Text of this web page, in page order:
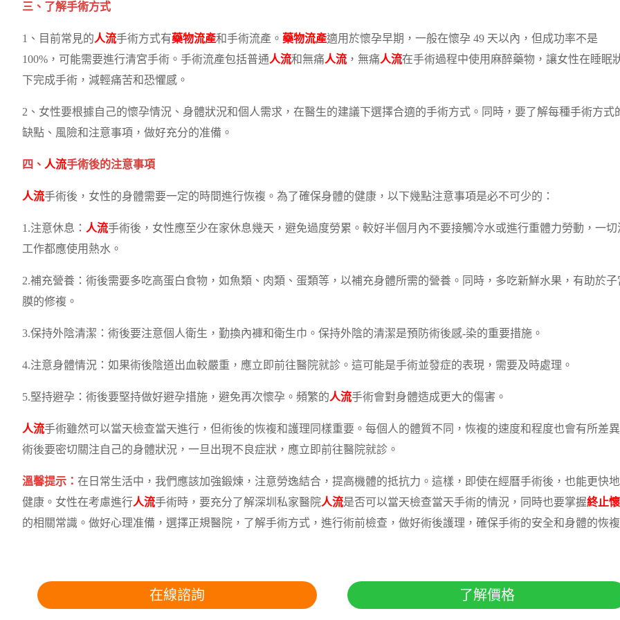
三、了解手術方式
1、目前常見的人流手術方式有藥物流產和手術流產。 藥物流產適用於懷孕早期，一般在懷孕 49 天以內，但成功率不是
100%，可能需要進行清宮手術。手術流產包括普通人流和無痛人流 ，無痛人流在手術過程中使用麻醉藥物，讓女性在睡眠
下完成手術，減輕痛苦和恐懼感。
2、女性要根據自己的懷孕情況、身體狀況和個人需求，在醫生的建議下選擇合適的手術方式。同時，要了解每種手術方式
缺點、風險和注意事項，做好充分的准備。
四、 人流手術後的注意事項
人流手術後，女性的身體需要一定的時間進行恢複。為了確保身體的健康，以下幾點注意事項是必不可少的：
1.注意休息： 人流手術後，女性應至少在家休息幾天，避免過度勞累。較好半個月內不要接觸冷水或進行重體力勞動，一切
工作都應使用熱水。
2.補充營養：術後需要多吃高蛋白食物，如魚類、肉類、蛋類等，以補充身體所需的營養。同時，多吃新鮮水果，有助於子
膜的修複。
3.保持外陰清潔：術後要注意個人衛生，勤換內褲和衛生巾。保持外陰的清潔是預防術後感-染的重要措施。
4.注意身體情況：如果術後陰道出血較嚴重，應立即前往醫院就診。這可能是手術並發症的表現，需要及時處理。
5.堅持避孕：術後要堅持做好避孕措施，避免再次懷孕。頻繁的人流手術會對身體造成更大的傷害。
人流手術雖然可以當天檢查當天進行，但術後的恢複和護理同樣重要。每個人的體質不同，恢複的速度和程度也會有所差
術後要密切關注自己的身體狀況，一旦出現不良症狀，應立即前往醫院就診。
溫馨提示： 在日常生活中，我們應該加強鍛煉，注意勞逸結合，提高機體的抵抗力。這樣，即使在經曆手術後，也能更快
健康。女性在考慮進行人流手術時，要充分了解深圳私家醫院人流是否可以當天檢查當天手術的情況，同時也要掌握終止
的相關常識。做好心理准備，選擇正規醫院，了解手術方式，進行術前檢查，做好術後護理，確保手術的安全和身體的恢複
在線諮詢 了解價格